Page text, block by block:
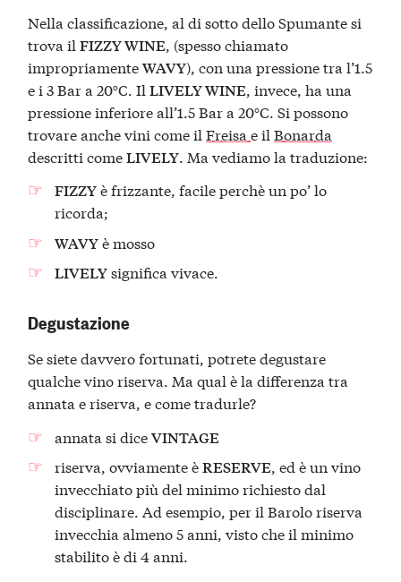
Nella classificazione, al di sotto dello Spumante si
trova ilFIZZY WINE, (spesso chiamato
impropriamenteWAVY), con una pressione tra l’1.5
e i 3 Bar a 20°C. IlLIVELY WINE, invece, ha una
pressione inferiore all’1.5 Bar a 20°C. Si possono
trovare anche vini come ilFreisae ilBonarda
descritti comeLIVELY. Ma vediamo la traduzione:
FIZZYè frizzante, facile perchè un po’ lo
ricorda;
WAVYè mosso
LIVELYsignifica vivace.
Degustazione
Se siete davvero fortunati, potrete degustare
qualche vino riserva. Ma qual è la differenza tra
annata e riserva, e come tradurle?
annata si diceVINTAGE
riserva, ovviamente èRESERVE, ed è un vino
invecchiato più del minimo richiesto dal
disciplinare. Ad esempio, per il Barolo riserva
invecchia almeno 5 anni, visto che il minimo
stabilito è di 4 anni.